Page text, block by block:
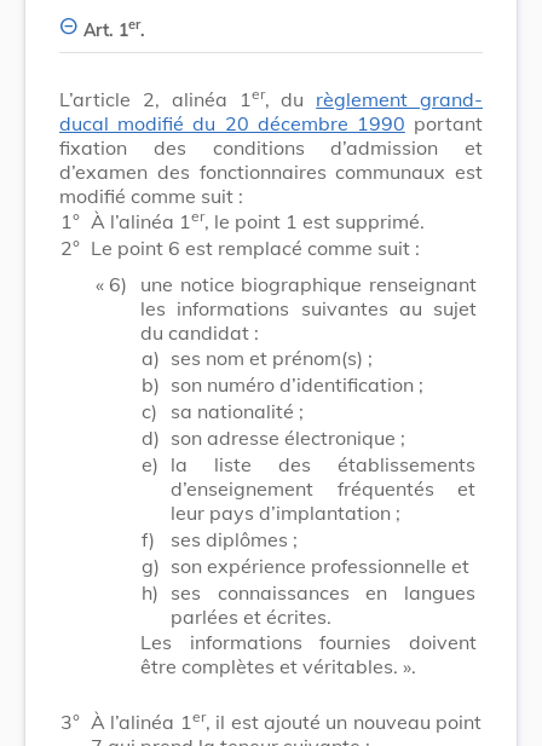
Art. 1er.
L’article 2, alinéa 1 er, du règlement grand-
ducal modifié du 20 décembre 1990 portant
fixation des conditions d’admission et
d’examen des fonctionnaires communaux est
modifié comme suit :
1° À l’alinéa 1 er, le point 1 est supprimé.
2° Le point 6 est remplacé comme suit :
« 6)
une notice biographique renseignant
les informations suivantes au sujet
du candidat :
a) ses nom et prénom(s) ;
b) son numéro d’identification ;
c)
sa nationalité ;
d) son adresse électronique ;
e) la liste des établissements
d’enseignement fréquentés et
leur pays d’implantation ;
f)
ses diplômes ;
g) son expérience professionnelle et
h) ses connaissances en langues
parlées et écrites.
Les informations fournies doivent
être complètes et véritables. ».
3° À l’alinéa 1 er, il est ajouté un nouveau point